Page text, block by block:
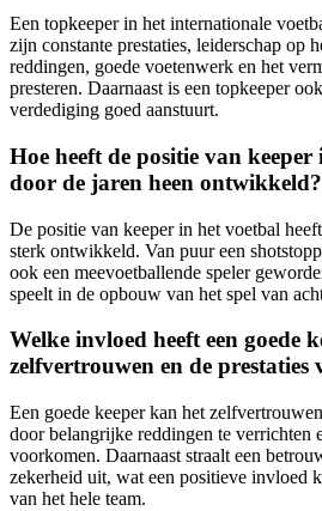
Een topkeeper in het internationale
zijn constante prestaties, leiderschap op
reddingen, goede voetenwerk en het
presteren. Daarnaast is een topkeeper
verdediging goed aanstuurt.
Hoe heeft de positie van
door de jaren heen ontwikkeld?
De positie van keeper in het voetbal
sterk ontwikkeld. Van puur een
ook een meevoetballende speler
speelt in de opbouw van het spel van
Welke invloed heeft een goede
zelfvertrouwen en de prestaties
Een goede keeper kan het
door belangrijke reddingen te verrichten
voorkomen. Daarnaast straalt een
zekerheid uit, wat een positieve invloed
van het hele team.